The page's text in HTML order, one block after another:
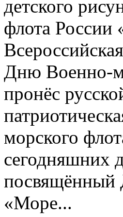
детского
флота России
Дню Военно-
пронёс
морского
сегодняшних
посвящённый
«Море...